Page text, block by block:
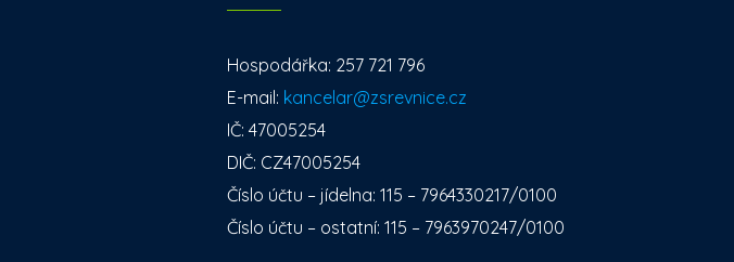
Hospodářka: 257 721 796
E-mail: kancelar@zsrevnice.cz
IČ: 47005254
DIČ: CZ47005254
Číslo účtu – jídelna: 115 – 7964330217/0100
Číslo účtu – ostatní: 115 – 7963970247/0100